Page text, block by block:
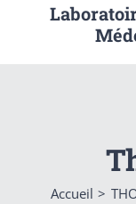
Accueil